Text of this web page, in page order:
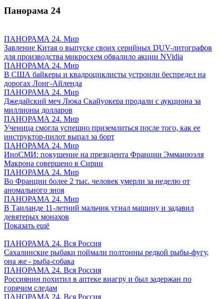
Панорама 24
ПАНОРАМА 24. Мир
Завление Китая о выпуске своих серийных DUV-литографов
для производства микросхем обвалило акции NVidia
ПАНОРАМА 24. Мир
В США байкеры и квадроциклисты устроили беспредел на
дорогах Лонг-Айленда
ПАНОРАМА 24. Мир
Джедайский меч Люка Скайуокера продали с аукциона за
миллионы долларов
ПАНОРАМА 24. Мир
Ученица смогла успешно приземлиться после того, как ее
инструктор-пилот выпал за борт
ПАНОРАМА 24. Мир
ИноСМИ: покушение на президента Франции Эмманюэля
Макрона совершено в Сирии
ПАНОРАМА 24. Мир
Во Франции более 2 тыс. человек умерли за неделю от
аномального зноя
ПАНОРАМА 24. Мир
В Таиланде 11-летний мальчик угнал машину и задавил
девятерых монахов
Показать ещё
ПАНОРАМА 24. Вся Россия
Сахалинские рыбаки поймали полтонны редкой рыбы-фугу,
она же - рыба-собака
ПАНОРАМА 24. Вся Россия
Россиянин похитил в аптеке виагру и был задержан по
горячим следам
ПАНОРАМА 24. Вся Россия